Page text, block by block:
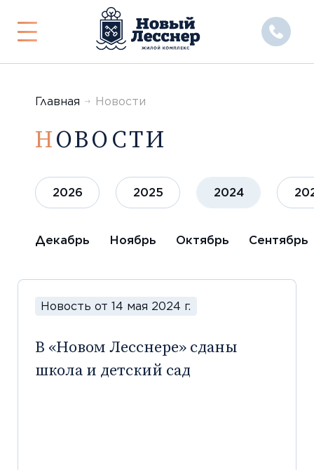
Показать
скрыть
Главная
Новости
НОВОСТИ
2026 2025 2024
Декабрь Ноябрь Октябрь Сентябрь
Новость от 14 мая 2024 г.
В «Новом Лесснере» сданы
школа и детский сад